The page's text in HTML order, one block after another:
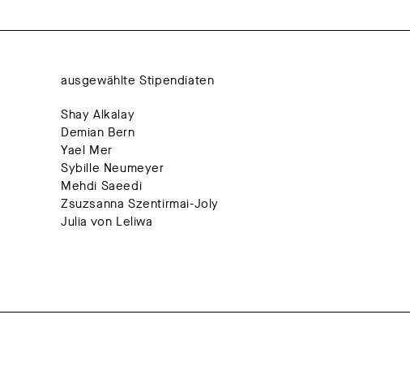
ausgewählte Stipendiaten
Shay Alkalay
Demian Bern
Yael Mer
Sybille Neumeyer
Mehdi Saeedi
Zsuzsanna Szentirmai-Joly
Julia von Leliwa